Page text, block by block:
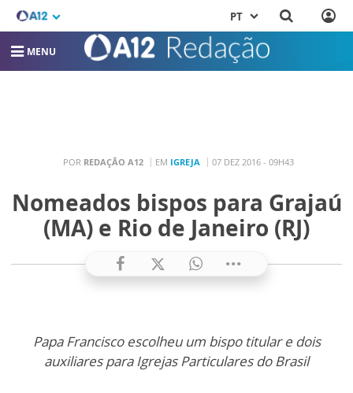
PT
MENU
POR REDAÇÃO A12 EM IGREJA 07 DEZ 2016 - 09H43
Nomeados bispos para Grajaú
(MA) e Rio de Janeiro (RJ)
Papa Francisco escolheu um bispo titular e dois
auxiliares para Igrejas Particulares do Brasil